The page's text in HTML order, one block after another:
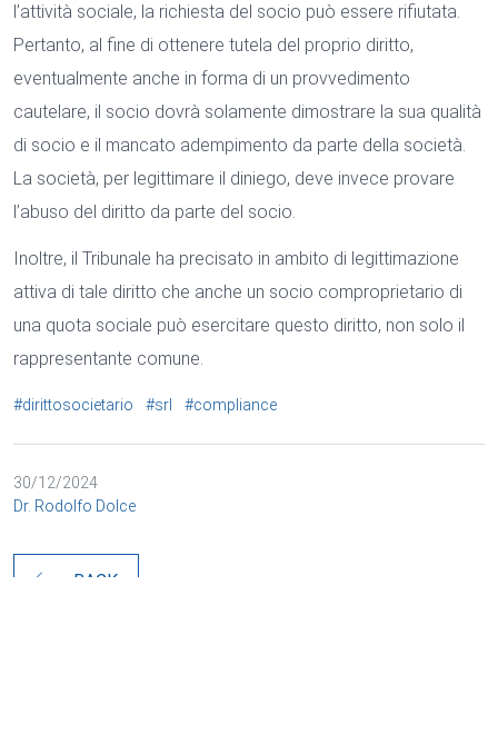
l’attività sociale, la richiesta del socio può essere rifiutata.
Pertanto, al fine di ottenere tutela del proprio diritto,
eventualmente anche in forma di un provvedimento
cautelare, il socio dovrà solamente dimostrare la sua qualità
di socio e il mancato adempimento da parte della società.
La società, per legittimare il diniego, deve invece provare
l’abuso del diritto da parte del socio.
Inoltre, il Tribunale ha precisato in ambito di legittimazione
attiva di tale diritto che anche un socio comproprietario di
una quota sociale può esercitare questo diritto, non solo il
rappresentante comune.
#dirittosocietario #srl #compliance
30/12/2024
Dr. Rodolfo Dolce
BACK